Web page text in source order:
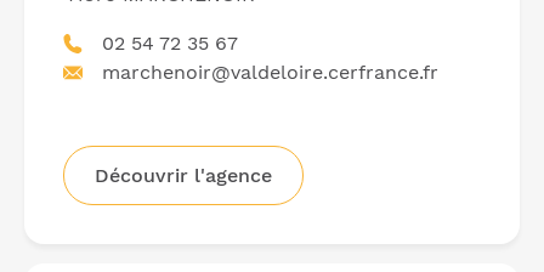
02 54 72 35 67
marchenoir@valdeloire.cerfrance.fr
Découvrir l'agence